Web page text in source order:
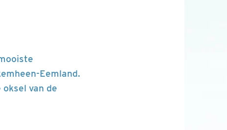
Eemland.
van de